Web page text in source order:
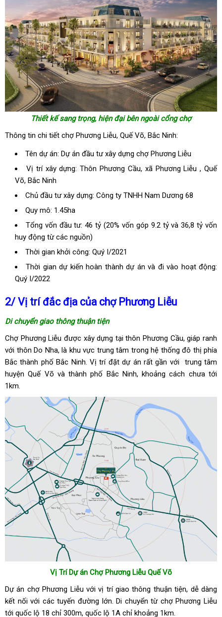
Thiết kế sang trọng, hiện đại bên ngoài cổng chợ
Thông tin chi tiết chợ Phương Liễu, Quế Võ, Bắc Ninh:
Tên dự án: Dự án đầu tư xây dựng chợ Phương Liễu
Vị trí xây dựng: Thôn Phương Cầu, xã Phương Liễu , Quế
Võ, Bắc Ninh
Chủ đầu tư xây dựng: Công ty TNHH Nam Dương 68
Quy mô: 1.45ha
Tổng vốn đầu tư: 46 tỷ (20% vốn góp 9.2 tỷ và 36,8 tỷ vốn
huy động từ các nguồn)
Thời gian khởi công: Quý I/2021
Thời gian dự kiến hoàn thành dự án và đi vào hoạt động:
Quý I/2022
2/ Vị trí đắc địa của chợ Phương Liễu
Di chuyển giao thông thuận tiện
Chợ Phương Liễu được xây dựng tại thôn Phương Cầu, giáp ranh
với thôn Do Nha, là khu vực trung tâm trong hệ thống đô thị phía
Bắc thành phố Bắc Ninh. Vị trí đặt dự án rất gần với trung tâm
huyện Quế Võ và thành phố Bắc Ninh, khoảng cách chưa tới
1km.
Vị Trí Dự án Chợ Phương Liễu Quế Võ
Dự án chợ Phương Liễu với vị trí giao thông thuận tiện, dễ dàng
kết nối với các tuyến đường lớn. Di chuyển từ chợ Phương Liễu
tới quốc lộ 18 chỉ 300m, quốc lộ 1A chỉ khoảng 1km.